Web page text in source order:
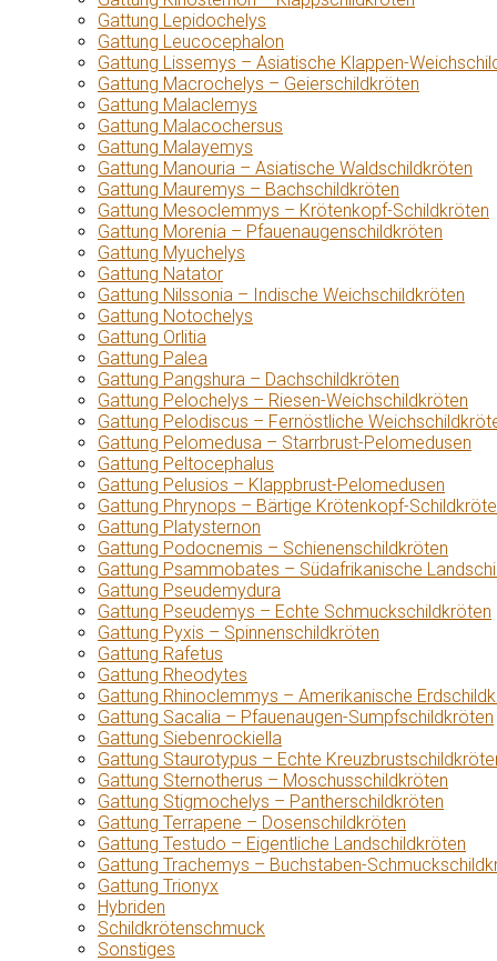
Gattung Lepidochelys
Gattung Leucocephalon
Gattung Lissemys – Asiatische Klappen-
Gattung Macrochelys – Geierschildkröten
Gattung Malaclemys
Gattung Malacochersus
Gattung Malayemys
Gattung Manouria – Asiatische Waldschildkröten
Gattung Mauremys – Bachschildkröten
Gattung Mesoclemmys – Krötenkopf-Schildkröten
Gattung Morenia – Pfauenaugenschildkröten
Gattung Myuchelys
Gattung Natator
Gattung Nilssonia – Indische Weichschildkröten
Gattung Notochelys
Gattung Orlitia
Gattung Palea
Gattung Pangshura – Dachschildkröten
Gattung Pelochelys – Riesen-Weichschildkröten
Gattung Pelodiscus – Fernöstliche
Gattung Pelomedusa – Starrbrust-Pelomedusen
Gattung Peltocephalus
Gattung Pelusios – Klappbrust-Pelomedusen
Gattung Phrynops – Bärtige Krötenkopf-
Gattung Platysternon
Gattung Podocnemis – Schienenschildkröten
Gattung Psammobates – Südafrikanische
Gattung Pseudemydura
Gattung Pseudemys – Echte Schmuckschildkröten
Gattung Pyxis – Spinnenschildkröten
Gattung Rafetus
Gattung Rheodytes
Gattung Rhinoclemmys – Amerikanische
Gattung Sacalia – Pfauenaugen-Sumpfschildkröten
Gattung Siebenrockiella
Gattung Staurotypus – Echte
Gattung Sternotherus – Moschusschildkröten
Gattung Stigmochelys – Pantherschildkröten
Gattung Terrapene – Dosenschildkröten
Gattung Testudo – Eigentliche Landschildkröten
Gattung Trachemys – Buchstaben-
Gattung Trionyx
Hybriden
Schildkrötenschmuck
Sonstiges